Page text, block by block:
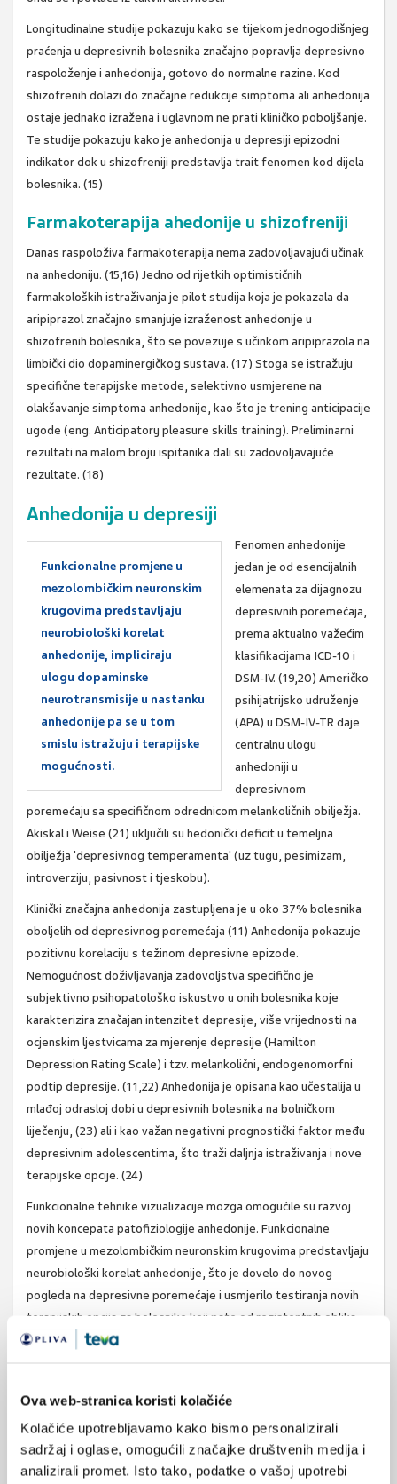
Ova web-stranica koristi kolačiće
Kolačiće upotrebljavamo kako bismo personalizirali
sadržaj i oglase, omogućili značajke društvenih medija i
analizirali promet. Isto tako, podatke o vašoj upotrebi
Longitudinalne studije pokazuju kako se tijekom jednogodišnjeg
praćenja u depresivnih bolesnika značajno popravlja depresivno
raspoloženje i anhedonija, gotovo do normalne razine. Kod
shizofrenih dolazi do značajne redukcije simptoma ali anhedonija
ostaje jednako izražena i uglavnom ne prati kliničko poboljšanje.
Te studije pokazuju kako je anhedonija u depresiji epizodni
indikator dok u shizofreniji predstavlja trait fenomen kod dijela
bolesnika. (15)
Farmakoterapija ahedonije u shizofreniji
Danas raspoloživa farmakoterapija nema zadovoljavajući učinak
na anhedoniju. (15,16) Jedno od rijetkih optimističnih
farmakoloških istraživanja je pilot studija koja je pokazala da
aripiprazol značajno smanjuje izraženost anhedonije u
shizofrenih bolesnika, što se povezuje s učinkom aripiprazola na
limbički dio dopaminergičkog sustava. (17) Stoga se istražuju
specifične terapijske metode, selektivno usmjerene na
olakšavanje simptoma anhedonije, kao što je trening anticipacije
ugode (eng. Anticipatory pleasure skills training). Preliminarni
rezultati na malom broju ispitanika dali su zadovoljavajuće
rezultate. (18)
Anhedonija u depresiji
Funkcionalne promjene u
mezolombičkim neuronskim
krugovima predstavljaju
neurobiološki korelat
anhedonije, impliciraju
ulogu dopaminske
neurotransmisije u nastanku
anhedonije pa se u tom
smislu istražuju i terapijske
mogućnosti.
Fenomen anhedonije
jedan je od esencijalnih
elemenata za dijagnozu
depresivnih poremećaja,
prema aktualno važećim
klasifikacijama ICD-10 i
DSM-IV. (19,20) Američko
psihijatrijsko udruženje
(APA) u DSM-IV-TR daje
centralnu ulogu
anhedoniji u
depresivnom
poremećaju sa specifičnom odrednicom melankoličnih obilježja.
Akiskal i Weise (21) uključili su hedonički deficit u temeljna
obilježja 'depresivnog temperamenta' (uz tugu, pesimizam,
introverziju, pasivnost i tjeskobu).
Klinički značajna anhedonija zastupljena je u oko 37% bolesnika
oboljelih od depresivnog poremećaja (11) Anhedonija pokazuje
pozitivnu korelaciju s težinom depresivne epizode.
Nemogućnost doživljavanja zadovoljstva specifično je
subjektivno psihopatološko iskustvo u onih bolesnika koje
karakterizira značajan intenzitet depresije, više vrijednosti na
ocjenskim ljestvicama za mjerenje depresije (Hamilton
Depression Rating Scale) i tzv. melankolični, endogenomorfni
podtip depresije. (11,22) Anhedonija je opisana kao učestalija u
mlađoj odrasloj dobi u depresivnih bolesnika na bolničkom
liječenju, (23) ali i kao važan negativni prognostički faktor među
depresivnim adolescentima, što traži daljnja istraživanja i nove
terapijske opcije. (24)
Funkcionalne tehnike vizualizacije mozga omogućile su razvoj
novih koncepata patofiziologije anhedonije. Funkcionalne
promjene u mezolombičkim neuronskim krugovima predstavljaju
neurobiološki korelat anhedonije, što je dovelo do novog
pogleda na depresivne poremećaje i usmjerilo testiranja novih
terapijskih opcija za bolesnike koji pate od rezistentnih oblika
depresije, prije svega koristeći metodu duboke moždane
Sadašnja definicija anhedonije u depresiji je preširoka, pa ima
razmatra kao motivacijska i konzumatorna anhedonija, tj.
motivacijski deficit i deficit u doživljavaju ugode. Autori vežu